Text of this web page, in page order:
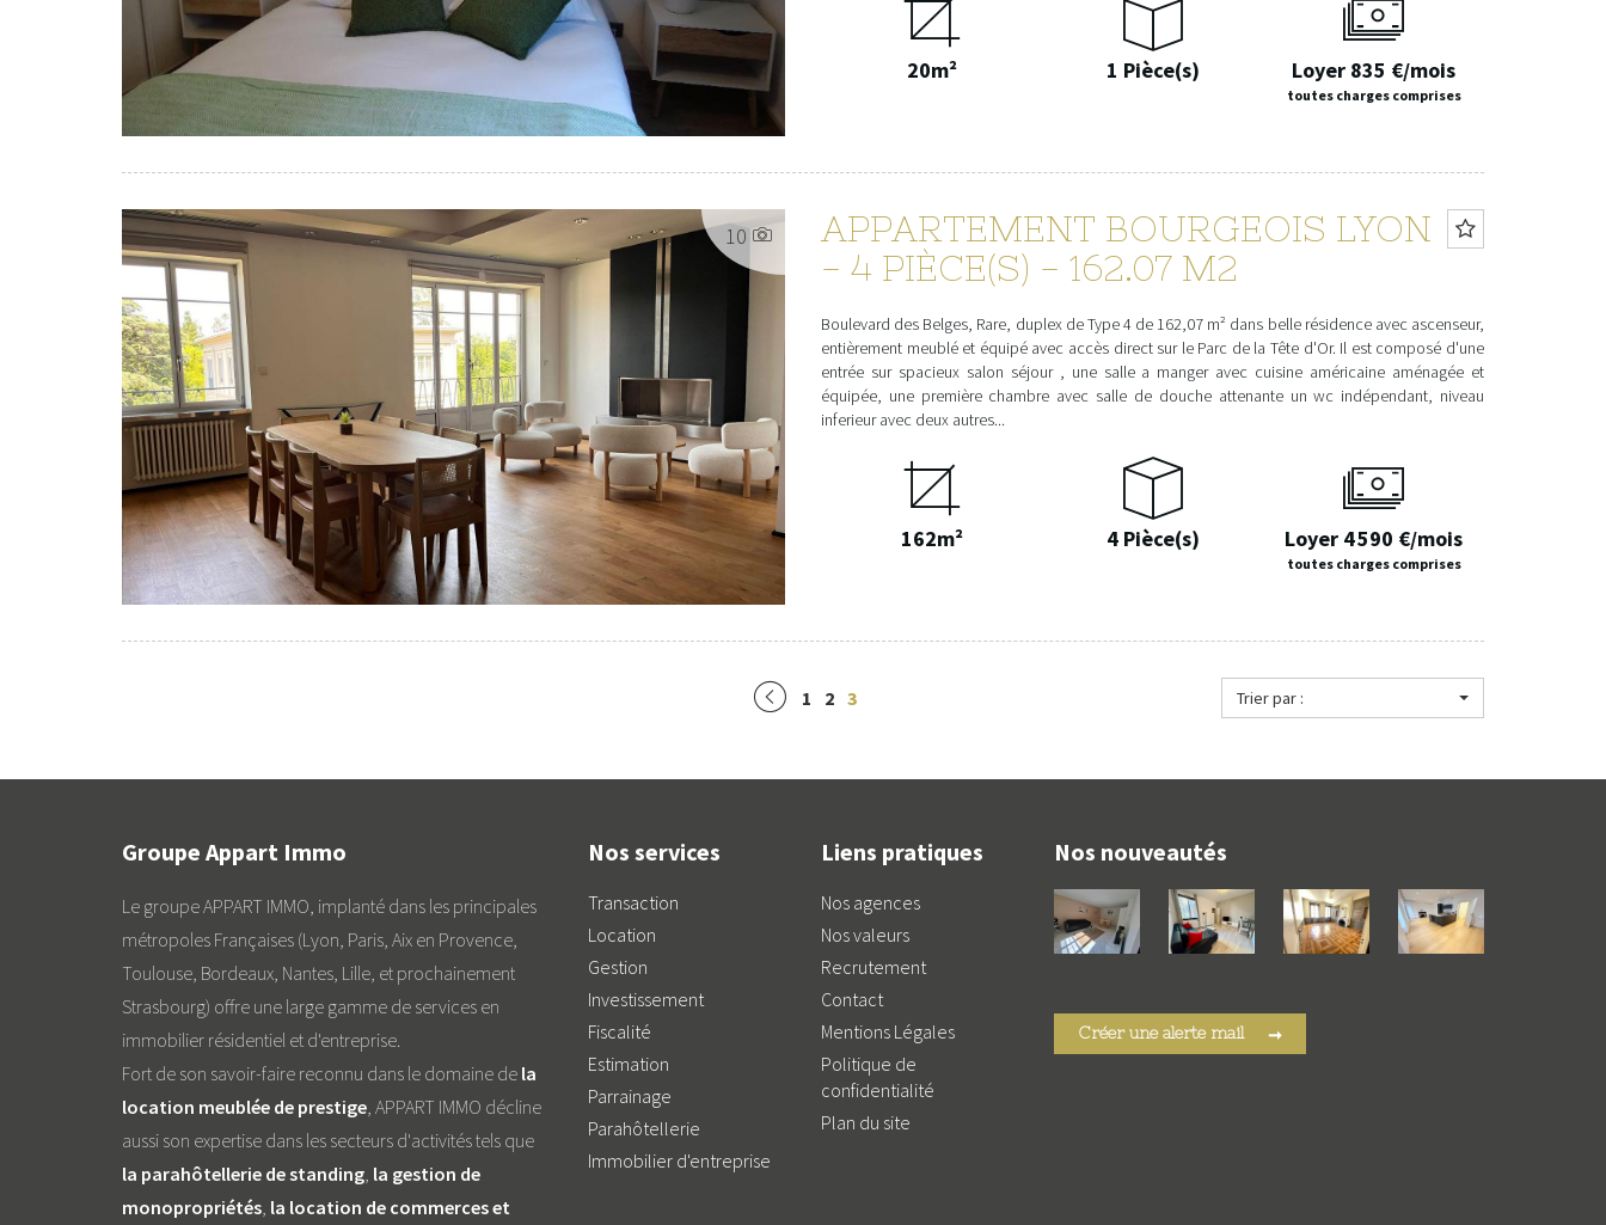
20m² 1 Pièce(s) Loyer 835 €/mois
toutes charges comprises
10
APPARTEMENT BOURGEOIS LYON
- 4 PIÈCE(S) - 162.07 M2
Boulevard des Belges, Rare, duplex de Type 4 de 162,07 m² dans belle résidence avec ascenseur,
entièrement meublé et équipé avec accès direct sur le Parc de la Tête d'Or. Il est composé d'une
entrée sur spacieux salon séjour , une salle a manger avec cuisine américaine aménagée et
équipée, une première chambre avec salle de douche attenante un wc indépendant, niveau
inferieur avec deux autres...
162m² 4 Pièce(s) Loyer 4 590 €/mois
toutes charges comprises
1 2 3 Trier par :
Groupe Appart Immo
Le groupe APPART IMMO, implanté dans les principales
métropoles Françaises (Lyon, Paris, Aix en Provence,
Toulouse, Bordeaux, Nantes, Lille, et prochainement
Strasbourg) offre une large gamme de services en
immobilier résidentiel et d'entreprise.
Fort de son savoir-faire reconnu dans le domaine de la
location meublée de prestige, APPART IMMO décline
aussi son expertise dans les secteurs d'activités tels que
la parahôtellerie de standing, la gestion de
monopropriétés, la location de commerces et
Nos services
Transaction
Location
Gestion
Investissement
Fiscalité
Estimation
Parrainage
Parahôtellerie
Immobilier d'entreprise
Liens pratiques
Nos agences
Nos valeurs
Recrutement
Contact
Mentions Légales
Politique de
confidentialité
Plan du site
Nos nouveautés
Créer une alerte mail ➞